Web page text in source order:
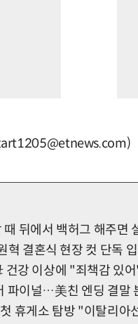
뒤에서 백허그 해주면
결혼식 현장 컷 단독
건강 이상에 "죄책감 있
파이널…美친 엔딩 결말
휴게소 탐방 "이탈리아